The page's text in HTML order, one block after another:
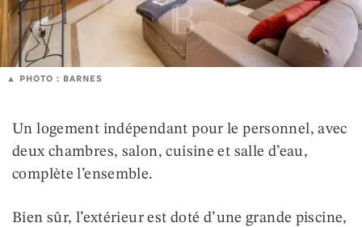
PHOTO : BARNES
Un logement indépendant pour le personnel, avec
deux chambres, salon, cuisine et salle d’eau,
complète l’ensemble.
Bien sûr, l’extérieur est doté d’une grande piscine,